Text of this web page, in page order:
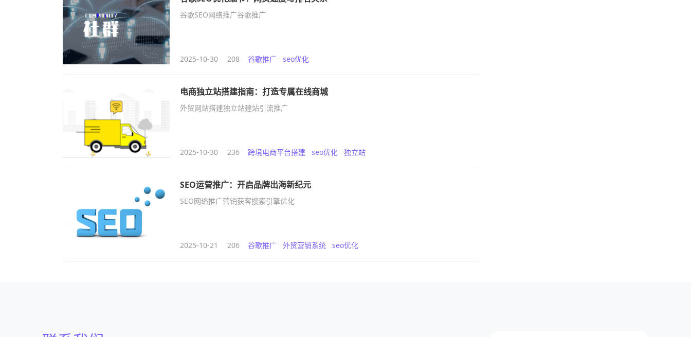
谷歌SEO网络推广谷歌推广
2025-10-30 208 谷歌推广 seo优化
电商独立站搭建指南：打造专属在线商城
外贸网站搭建独立站建站引流推广
2025-10-30 236 跨境电商平台搭建 seo优化 独立站
SEO运营推广：开启品牌出海新纪元
SEO网络推广营销获客搜索引擎优化
2025-10-21 206 谷歌推广 外贸营销系统 seo优化